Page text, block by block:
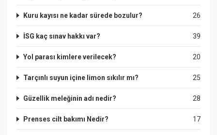
26
Kuru kayısı ne kadar sürede bozulur?
39
İSG kaç sınav hakkı var?
20
Yol parası kimlere verilecek?
25
Tarçınlı suyun içine limon sıkılır mı?
28
Güzellik meleğinin adı nedir?
17
Prenses cilt bakımı Nedir?